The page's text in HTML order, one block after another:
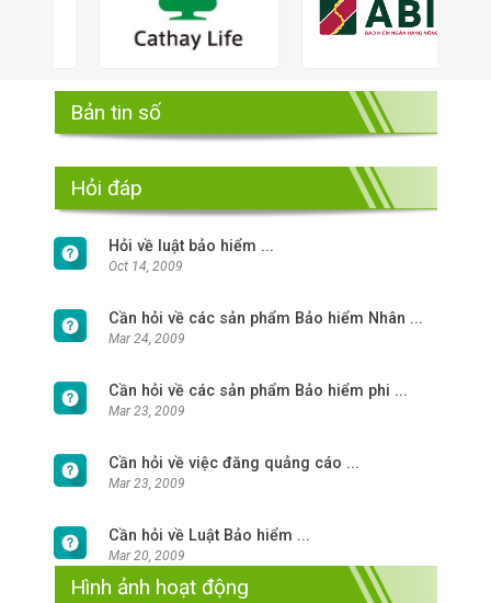
Bản tin số
Hỏi đáp
Hỏi về luật bảo hiểm ...
Oct 14, 2009
Cần hỏi về các sản phẩm Bảo hiểm Nhân ...
Mar 24, 2009
Cần hỏi về các sản phẩm Bảo hiểm phi ...
Mar 23, 2009
Cần hỏi về việc đăng quảng cáo ...
Mar 23, 2009
Cần hỏi về Luật Bảo hiểm ...
Mar 20, 2009
Hình ảnh hoạt động